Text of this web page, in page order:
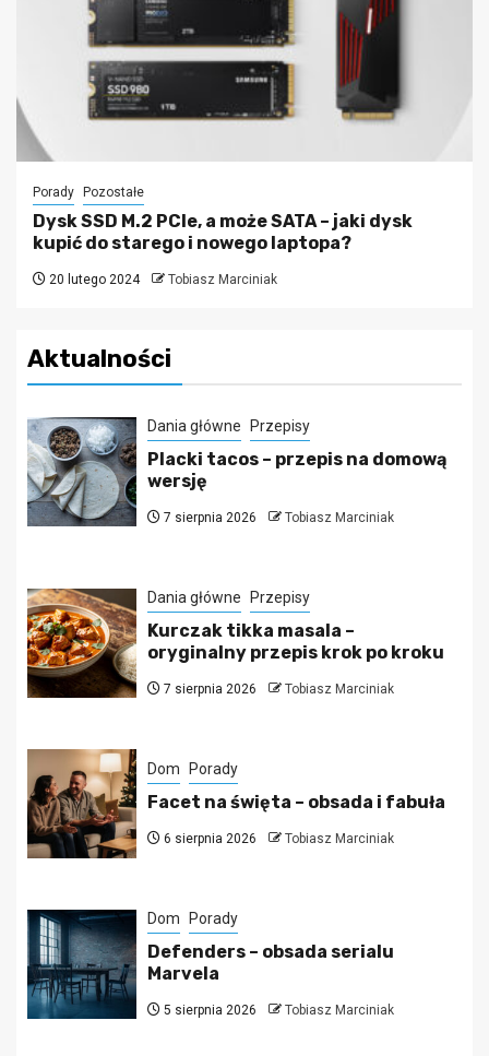
Porady Pozostałe
Dysk SSD M.2 PCIe, a może SATA – jaki dysk
kupić do starego i nowego laptopa?
20 lutego 2024 Tobiasz Marciniak
Aktualności
Dania główne Przepisy
Placki tacos – przepis na domową
wersję
7 sierpnia 2026 Tobiasz Marciniak
Dania główne Przepisy
Kurczak tikka masala –
oryginalny przepis krok po kroku
7 sierpnia 2026 Tobiasz Marciniak
Dom Porady
Facet na święta – obsada i fabuła
6 sierpnia 2026 Tobiasz Marciniak
Dom Porady
Defenders – obsada serialu
Marvela
5 sierpnia 2026 Tobiasz Marciniak